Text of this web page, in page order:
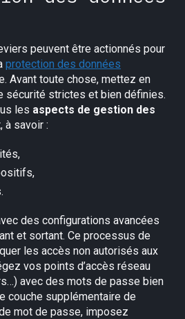
peuvent être actionnés pour
protection des données
Avant toute chose, mettez en
sécurité strictes et bien définies.
les aspects de gestion des
, à savoir :
des configurations avancées
et sortant. Ce processus de
les accès non autorisés aux
vos points d’accès réseau
avec des mots de passe bien
couche supplémentaire de
mot de passe, imposez